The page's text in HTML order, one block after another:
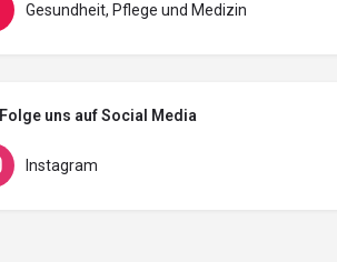
Gesundheit, Pflege und Medizin
Folge uns auf Social Media
Instagram